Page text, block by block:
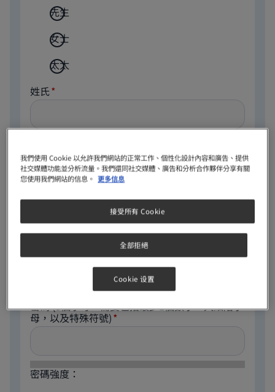
先生
女士
太太
姓氏
The email address is not made public. It will only be
used if you need to be contacted about your account
or for opted-in notifications.
密碼(8個字母，需要包括最少1個數字，大細階字
母，以及特殊符號)
密碼強度：
我們使用 Cookie 以允許我們網站的正常工作、個性化設計內容和廣告、提供
社交媒體功能並分析流量。我們還同社交媒體、廣告和分析合作夥伴分享有關
您使用我們網站的信息。 更多信息
全部拒絕
接受所有 Cookie
Cookie 设置